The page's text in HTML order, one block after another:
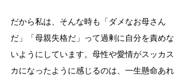
だから私は、そんな時も「ダメなお母さん
だ」「母親失格だ」って過剰に自分を責めな
いようにしています。母性や愛情がスッカス
カになったように感じるのは、一生懸命あれ